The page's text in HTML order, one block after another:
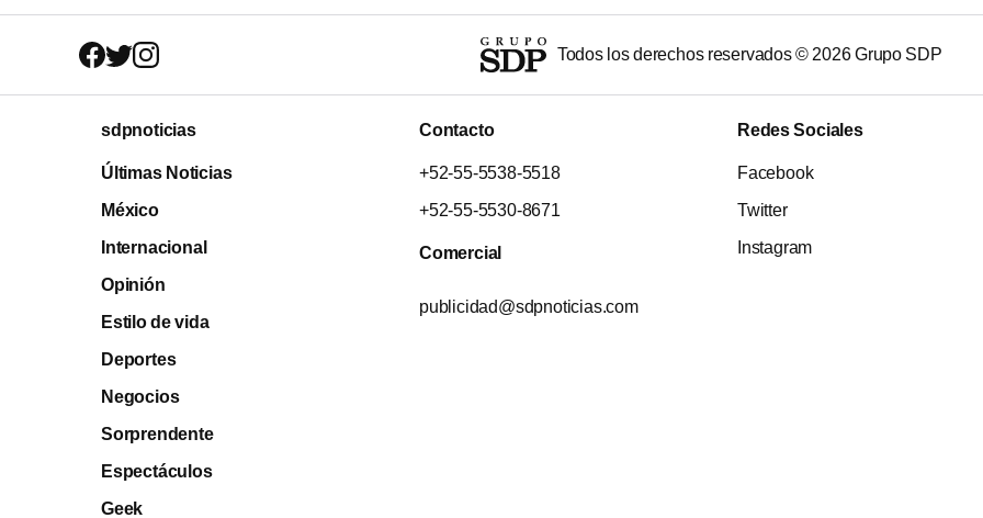
Todos los derechos reservados © 2026Grupo SDP
sdpnoticias
Últimas Noticias
México
Internacional
Opinión
Estilo de vida
Deportes
Negocios
Sorprendente
Espectáculos
Geek
Contacto
+52-55-5538-5518
+52-55-5530-8671
Comercial
publicidad@sdpnoticias.com
Redes Sociales
Facebook
Twitter
Instagram